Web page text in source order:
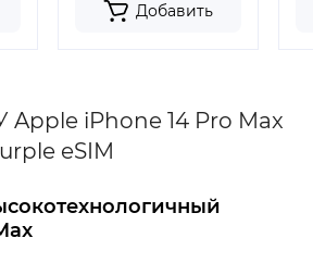
Добавить
iPhone 14 Pro Max
eSIM